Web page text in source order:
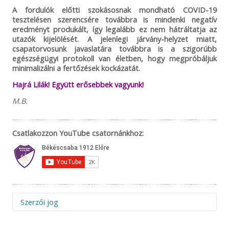
A fordulók előtti szokásosnak mondható COVID-19
tesztelésen szerencsére továbbra is mindenki negatív
eredményt produkált, így legalább ez nem hátráltatja az
utazók kijelölését. A jelenlegi járvány-helyzet miatt,
csapatorvosunk javaslatára továbbra is a szigorúbb
egészségügyi protokoll van életben, hogy megpróbáljuk
minimalizálni a fertőzések kockázatát.
Hajrá Lilák! Együtt erősebbek vagyunk!
M.B.
Csatlakozzon YouTube csatornánkhoz:
Szerzői jog